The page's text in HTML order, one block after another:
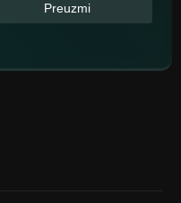
Preuzmi